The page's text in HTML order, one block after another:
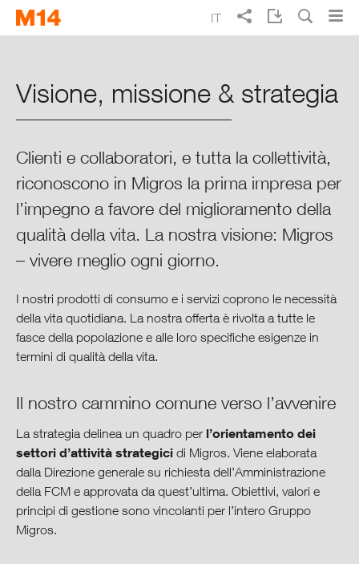
to
to
Vivere meglio ogni giorno
Punti cruciali 2014
Rapporto dei presidenti
Indicatori principali 2014
Settori d’attività strategici
situazione
Cooperative Governance
IT
Visione, missione & strategia
Clienti e collaboratori, e tutta la collettività,
riconoscono in Migros la prima impresa per
l’impegno a favore del miglioramento della
qualità della vita. La nostra visione: Migros
– vivere meglio ogni giorno.
I nostri prodotti di consumo e i servizi coprono le necessità
della vita quotidiana. La nostra offerta è rivolta a tutte le
fasce della popolazione e alle loro specifiche esigenze in
termini di qualità della vita.
Il nostro cammino comune verso l’avvenire
La strategia delinea un quadro per l’orientamento dei
settori d’attività strategici di Migros. Viene elaborata
dalla Direzione generale su richiesta dell’Amministrazione
della FCM e approvata da quest’ultima. Obiettivi, valori e
principi di gestione sono vincolanti per l’intero Gruppo
Migros.